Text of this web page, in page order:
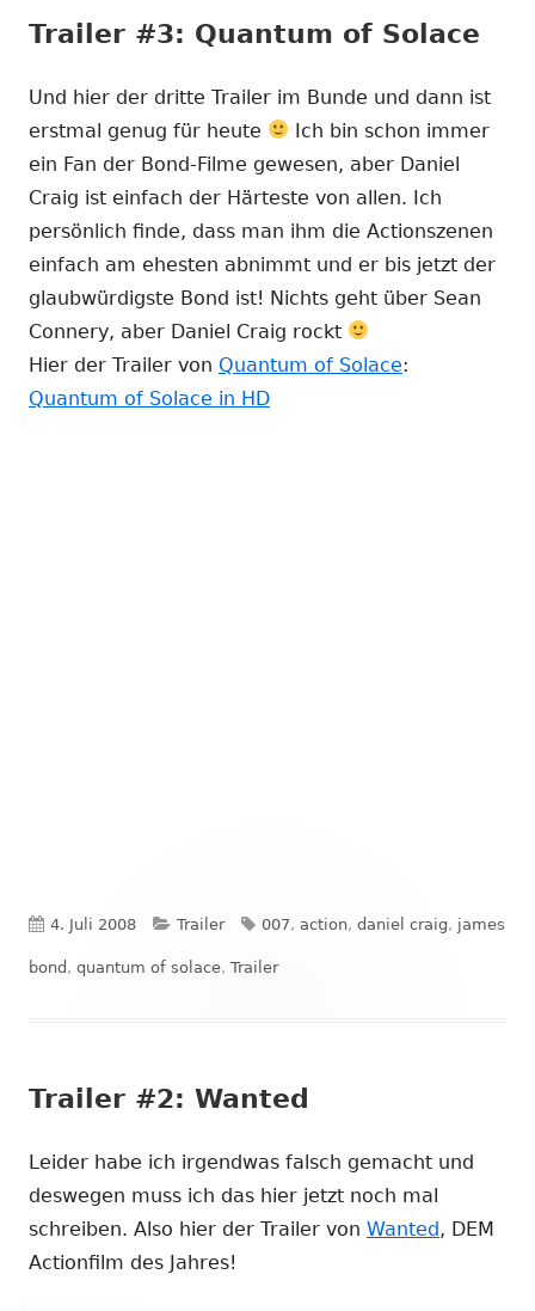
Trailer #3: Quantum of Solace
Und hier der dritte Trailer im Bunde und dann ist
erstmal genug für heute
Ich bin schon immer
ein Fan der Bond-Filme gewesen, aber Daniel
Craig ist einfach der Härteste von allen. Ich
persönlich finde, dass man ihm die Actionszenen
einfach am ehesten abnimmt und er bis jetzt der
glaubwürdigste Bond ist! Nichts geht über Sean
Connery, aber Daniel Craig rockt
Hier der Trailer von Quantum of Solace:
Quantum of Solace in HD
Veröffentlicht
am
4. Juli 2008 Kategorien
Trailer Schlagwörter
007, action, daniel craig, james
bond , quantum of solace, Trailer
Trailer #2: Wanted
Leider habe ich irgendwas falsch gemacht und
deswegen muss ich das hier jetzt noch mal
schreiben. Also hier der Trailer von Wanted, DEM
Actionfilm des Jahres!